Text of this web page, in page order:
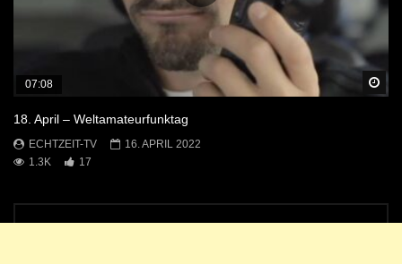
07:08
18. April – Weltamateurfunktag
ECHTZEIT-TV
16. APRIL 2022
1.3K
17